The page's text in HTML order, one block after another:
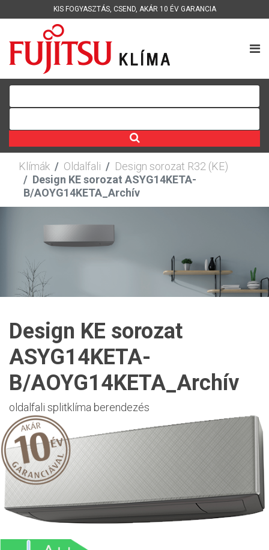
KIS FOGYASZTÁS, CSEND, AKÁR 10 ÉV GARANCIA
Klímák Oldalfali
Design sorozat R32 (KE)
Design KE sorozat ASYG14KETA-
B/AOYG14KETA_Archív
Design KE sorozat
ASYG14KETA-
B/AOYG14KETA_Archív
oldalfali splitklíma berendezés